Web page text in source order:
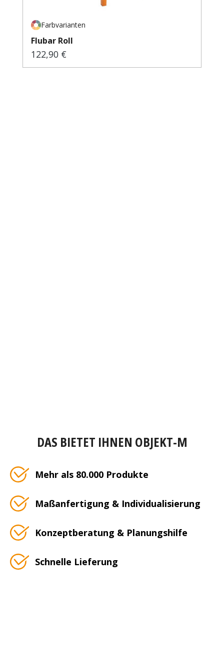
Farbvarianten
Flubar Roll
Regulärer Preis:
122,90 €
DAS BIETET IHNEN OBJEKT-M
Mehr als 80.000 Produkte
Maßanfertigung & Individualisierung
Konzeptberatung & Planungshilfe
Schnelle Lieferung